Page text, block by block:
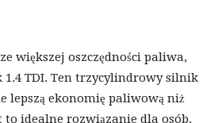
większej oszczędności paliwa,
TDI. Ten trzycylindrowy silnik
lepszą ekonomię paliwową niż
to idealne rozwiązanie dla osób,